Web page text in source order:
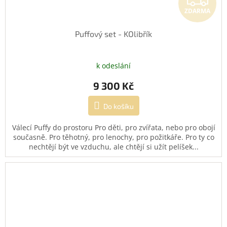
ZDARMA
Puffový set - KOlibřík
k odeslání
9 300 Kč
Do košíku
Válecí Puffy do prostoru Pro děti, pro zvířata, nebo pro obojí
současně. Pro těhotný, pro lenochy, pro požitkáře. Pro ty co
nechtějí být ve vzduchu, ale chtějí si užít pelíšek...